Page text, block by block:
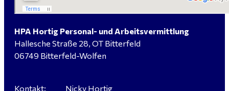
Planung / Überwachung - Bitterfeld-Wolfen
Hausmeister (m/w/d) für ein festes Objekt in
HPA Hortig Personal- und Arbeitsvermittlung
Hallesche Straße 28, OT Bitterfeld
06749 Bitterfeld-Wolfen
Kontakt:
Nicky Hortig